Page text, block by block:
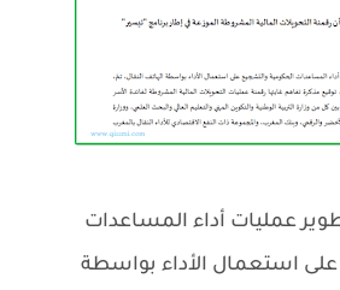
عمليات أداء المساعدات
استعمال الأداء بواسطة